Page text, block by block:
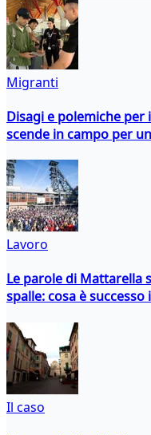
Migranti
Disagi e polemiche per
scende in campo per
Lavoro
Le parole di Mattarella
spalle: cosa è successo
Il caso